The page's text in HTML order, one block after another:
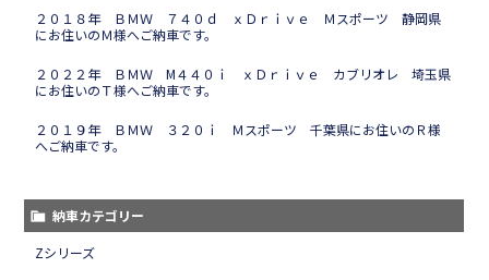
２０１８年 ＢＭＷ ７４０ｄ ｘＤｒｉｖｅ Ｍスポーツ 静岡県
にお住いのＭ様へご納車です。
２０２２年 ＢＭＷ M４４０ｉ ｘＤｒｉｖｅ カブリオレ 埼玉県
にお住いのＴ様へご納車です。
２０１９年 ＢＭＷ ３２０ｉ Ｍスポーツ 千葉県にお住いのＲ様
へご納車です。
納車カテゴリー
Zシリーズ